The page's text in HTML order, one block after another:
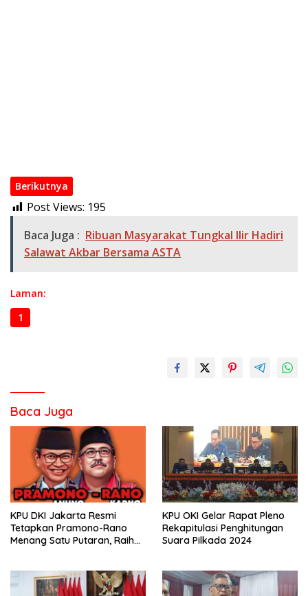
Berikutnya
Post Views: 195
Baca Juga : Ribuan Masyarakat Tungkal Ilir Hadiri
Salawat Akbar Bersama ASTA
Laman:
1
Baca Juga
KPU DKI Jakarta Resmi
Tetapkan Pramono-Rano
Menang Satu Putaran, Raih
KPU OKI Gelar Rapat Pleno
Rekapitulasi Penghitungan
Suara Pilkada 2024